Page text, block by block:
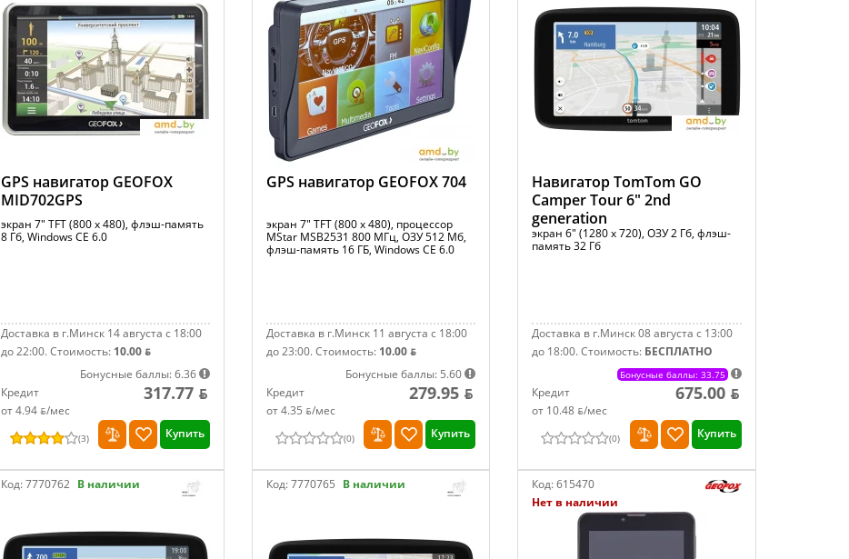
GPS навигатор GEOFOX
MID702GPS
экран 7" TFT (800 x 480), флэш-память
8 Гб, Windows CE 6.0
Доставка в г.Минск 14 августа с 18:00
до 22:00.Стоимость: 10.00 ƃ
Бонусные баллы: 6.36
Кредит
от 4.94 ƃ/мec
317.77 ƃ
(3) Купить
GPS навигатор GEOFOX 704
экран 7" TFT (800 x 480), процессор
MStar MSB2531 800 МГц, ОЗУ 512 Мб,
флэш-память 16 ГБ, Windows CE 6.0
Доставка в г.Минск 11 августа с 18:00
до 23:00.Стоимость: 10.00 ƃ
Бонусные баллы: 5.60
Кредит
от 4.35 ƃ/мec
279.95 ƃ
(0) Купить
Навигатор TomTom GO
Camper Tour 6" 2nd
generation
экран 6" (1280 x 720), ОЗУ 2 Гб, флэш-
память 32 Гб
Доставка в г.Минск 08 августа с 13:00
до 18:00.Стоимость: БЕСПЛАТНО
Бонусные баллы: 33.75
Кредит
от 10.48 ƃ/мec
675.00 ƃ
(0) Купить
Код:7770762 В наличии Код:7770765 В наличии Код:615470
Нет в наличии